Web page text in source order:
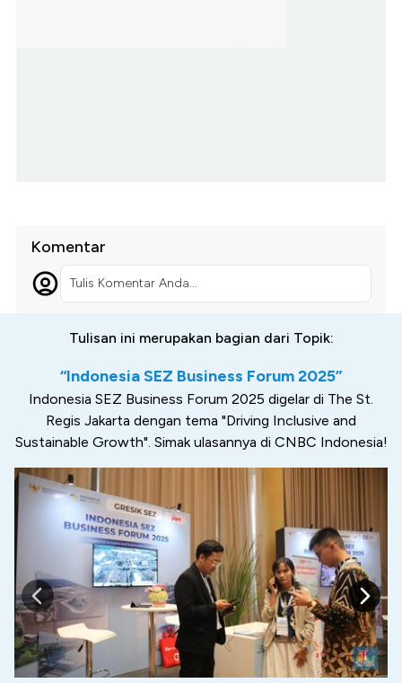
Komentar
Tulis Komentar Anda...
Tulisan ini merupakan bagian dari Topik:
“Indonesia SEZ Business Forum 2025”
Indonesia SEZ Business Forum 2025 digelar di The St.
Regis Jakarta dengan tema "Driving Inclusive and
Sustainable Growth". Simak ulasannya di CNBC Indonesia!